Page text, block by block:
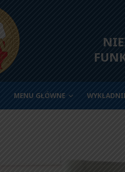
MENU GŁÓWNE